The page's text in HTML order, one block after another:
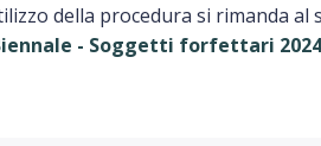
della procedura si rimanda al
- Soggetti forfettari